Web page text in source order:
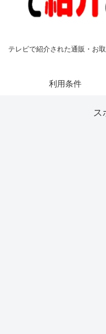
テレビで紹介された通販・お
利用条件
ス